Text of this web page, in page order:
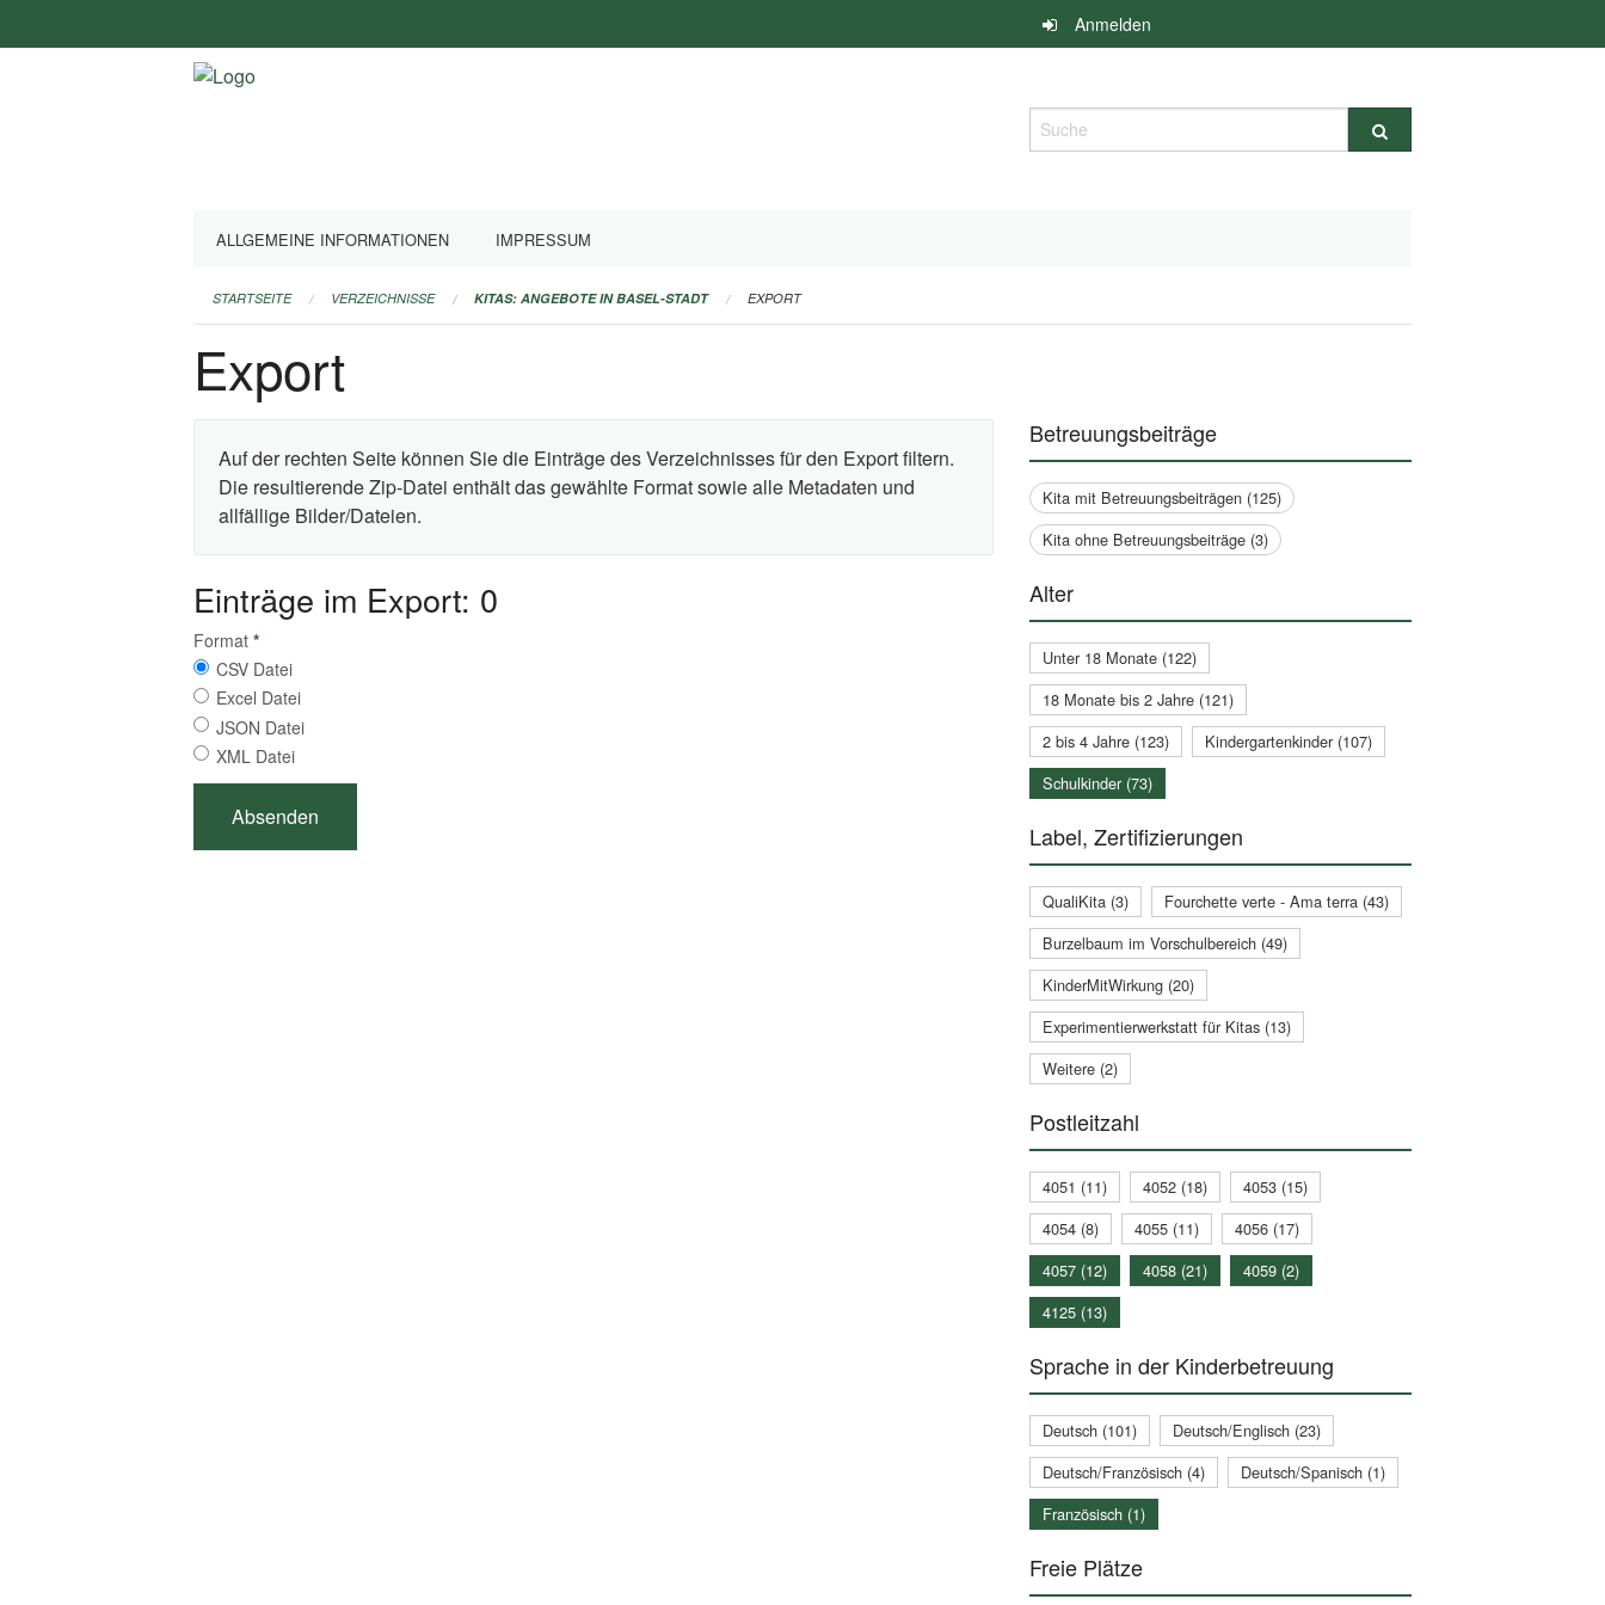
überspringen
Anmelden
Suche
ALLGEMEINE INFORMATIONEN IMPRESSUM
STARTSEITE VERZEICHNISSE KITAS: ANGEBOTE IN BASEL-STADT EXPORT
Export
Auf der rechten Seite können Sie die Einträge des Verzeichnisses für den Export filtern.
Die resultierende Zip-Datei enthält das gewählte Format sowie alle Metadaten und
allfällige Bilder/Dateien.
Einträge im Export: 0
Format *
CSV Datei
Excel Datei
JSON Datei
XML Datei
Betreuungsbeiträge
Kita mit Betreuungsbeiträgen (125)
Kita ohne Betreuungsbeiträge (3)
Alter
Unter 18 Monate (122)
18 Monate bis 2 Jahre (121)
2 bis 4 Jahre (123)
Kindergartenkinder (107)
Schulkinder (73)
Label, Zertifizierungen
QualiKita (3)
Fourchette verte - Ama terra (43)
Burzelbaum im Vorschulbereich (49)
KinderMitWirkung (20)
Experimentierwerkstatt für Kitas (13)
Weitere (2)
Postleitzahl
4051 (11) 4052 (18)
4053 (15)
4054 (8)
4055 (11)
4056 (17)
4057 (12)
4058 (21)
4059 (2)
4125 (13)
Sprache in der Kinderbetreuung
Deutsch (101)
Deutsch/Englisch (23)
Deutsch/Französisch (4)
Deutsch/Spanisch (1)
Französisch (1)
Freie Plätze